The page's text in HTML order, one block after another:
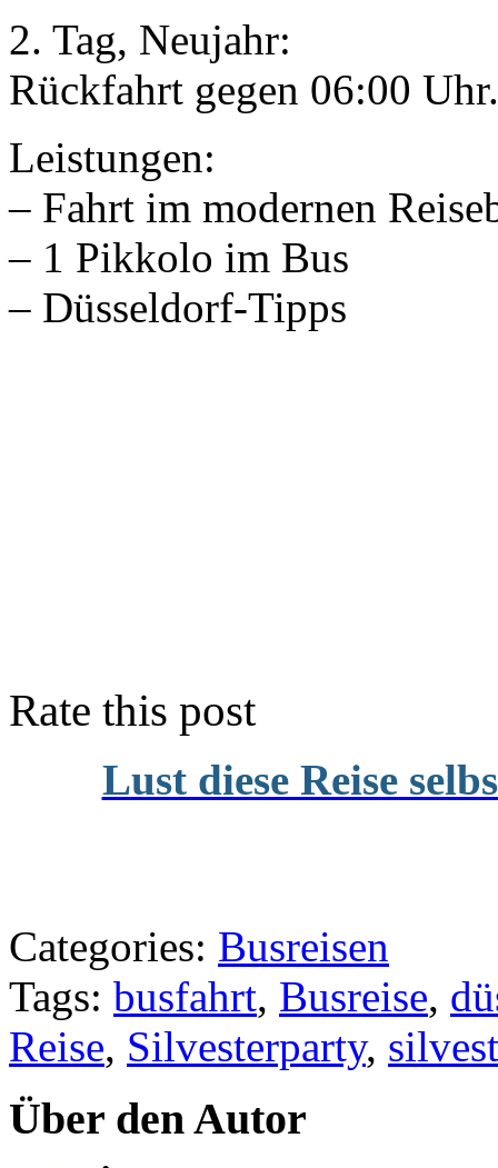
2. Tag, Neujahr:
Rückfahrt gegen 06:00
Leistungen:
– Fahrt im modernen
– 1 Pikkolo im Bus
– Düsseldorf-Tipps
Rate this post
Lust diese Reise
Categories: Busreisen
Tags: busfahrt, Busreise,
Reise, Silvesterparty,
Über den Autor